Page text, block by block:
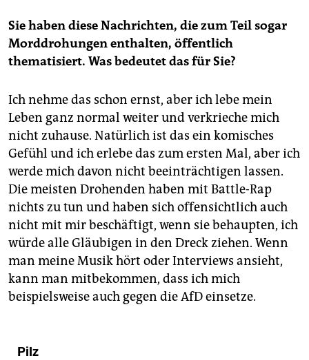
Sie haben diese Nachrichten, die zum Teil sogar
Morddrohungen enthalten, öffentlich
thematisiert. Was bedeutet das für Sie?
Ich nehme das schon ernst, aber ich lebe mein
Leben ganz normal weiter und verkrieche mich
nicht zuhause. Natürlich ist das ein komisches
Gefühl und ich erlebe das zum ersten Mal, aber ich
werde mich davon nicht beeinträchtigen lassen.
Die meisten Drohenden haben mit Battle-Rap
nichts zu tun und haben sich offensichtlich auch
nicht mit mir beschäftigt, wenn sie behaupten, ich
würde alle Gläubigen in den Dreck ziehen. Wenn
man meine Musik hört oder Interviews ansieht,
kann man mitbekommen, dass ich mich
beispielsweise auch gegen die AfD einsetze.
Pilz